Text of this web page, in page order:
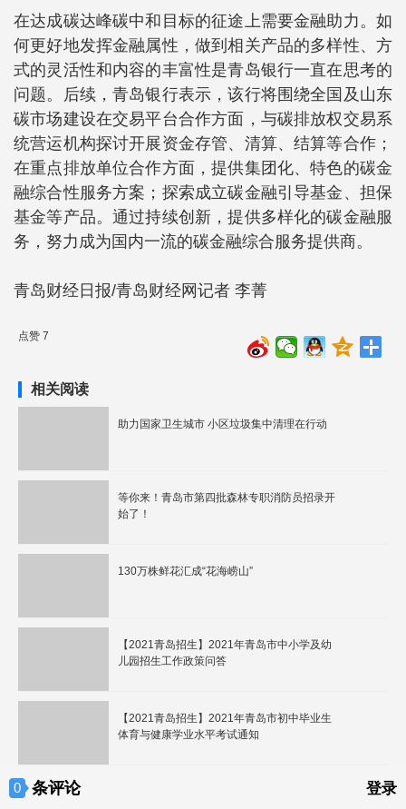
在达成碳达峰碳中和目标的征途上需要金融助力。如
何更好地发挥金融属性，做到相关产品的多样性、方
式的灵活性和内容的丰富性是青岛银行一直在思考的
问题。后续，青岛银行表示，该行将围绕全国及山东
碳市场建设在交易平台合作方面，与碳排放权交易系
统营运机构探讨开展资金存管、清算、结算等合作；
在重点排放单位合作方面，提供集团化、特色的碳金
融综合性服务方案；探索成立碳金融引导基金、担保
基金等产品。通过持续创新，提供多样化的碳金融服
务，努力成为国内一流的碳金融综合服务提供商。
青岛财经日报/青岛财经网记者 李菁
点赞 7
相关阅读
助力国家卫生城市 小区垃圾集中清理在行动
等你来！青岛市第四批森林专职消防员招录开
始了！
130万株鲜花汇成“花海崂山”
【2021青岛招生】2021年青岛市中小学及幼
儿园招生工作政策问答
【2021青岛招生】2021年青岛市初中毕业生
体育与健康学业水平考试通知
0 条评论 登录